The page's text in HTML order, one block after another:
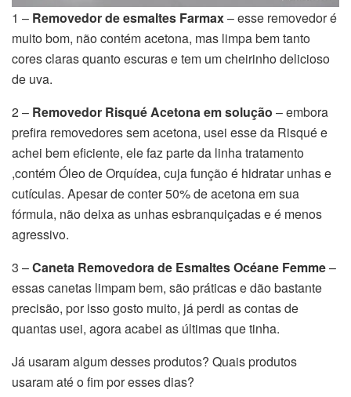
1 – Removedor de esmaltes Farmax– esse removedor é
muito bom, não contém acetona, mas limpa bem tanto
cores claras quanto escuras e tem um cheirinho delicioso
de uva.
2 – Removedor Risqué Acetona em solução – embora
prefira removedores sem acetona, usei esse da Risqué e
achei bem eficiente, ele faz parte da linha tratamento
,contém Óleo de Orquídea, cuja função é hidratar unhas e
cutículas. Apesar de conter 50% de acetona em sua
fórmula, não deixa as unhas esbranquiçadas e é menos
agressivo.
3 –Caneta Removedora de Esmaltes Océane Femme–
essas canetas limpam bem, são práticas e dão bastante
precisão, por isso gosto muito, já perdi as contas de
quantas usei, agora acabei as últimas que tinha.
Já usaram algum desses produtos? Quais produtos
usaram até o fim por esses dias?